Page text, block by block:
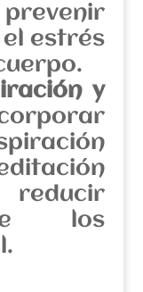
estrés
y
los